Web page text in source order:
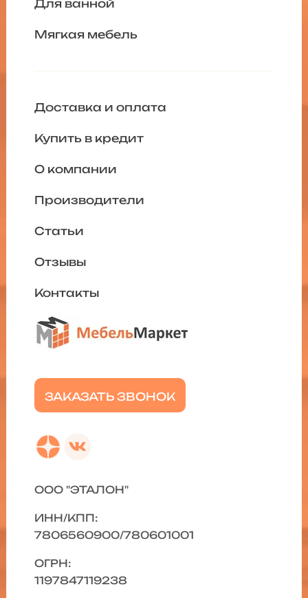
Для ванной
Мягкая мебель
ЗАКАЗАТЬ ЗВОНОК
Доставка и оплата
Купить в кредит
О компании
Производители
Статьи
Отзывы
Контакты
ООО "ЭТАЛОН"
ИНН/КПП:
7806560900/780601001
ОГРН:
1197847119238